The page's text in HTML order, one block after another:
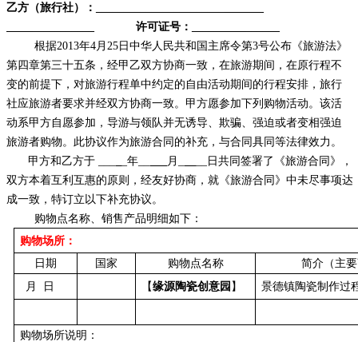
乙方（旅行社）：_______________________
___________ 许可证号：_____
根据2013年4月25日中华人民共和国主席令第3号公布《旅游法》
第四章第三十五条，经甲乙双方协商一致，在旅游期间，在原行程不
变的前提下，对旅游行程单中约定的自由活动期间的行程安排，旅行
社应旅游者要求并经双方协商一致。甲方愿参加下列购物活动。该活
动系甲方自愿参加，导游与领队并无诱导、欺骗、强迫或者变相强迫
旅游者购物。此协议作为旅游合同的补充，与合同具同等法律效力。
甲方和乙方于 ___ _年__ 月_
__日共同签署了《旅游合同》，
双方本着互利互惠的原则，经友好协商，就《旅游合同》中未尽事项达
成一致，特订立以下补充协议。
购物点名称、销售产品明细如下：
购物场所：
日期
国家 购物点名称
简介（主
月 日
【缘源陶瓷创意园 】 景德镇陶瓷制作过
购物场所说明：